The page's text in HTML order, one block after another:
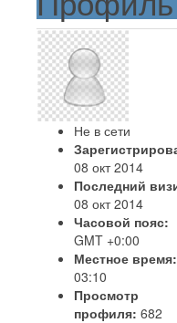
Не в сети
08 окт 2014
Последний
08 окт 2014
Часовой пояс:
GMT +0:00
Местное время:
03:10
Просмотр
профиля: 682